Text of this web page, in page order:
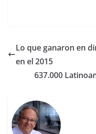
Lo que ganaron en
en el 2015
637.000